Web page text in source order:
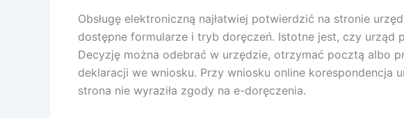
Obsługę elektroniczną najłatwiej potwierdzić na stronie
dostępne formularze i tryb doręczeń. Istotne jest, czy
Decyzję można odebrać w urzędzie, otrzymać pocztą albo
deklaracji we wniosku. Przy wniosku online
strona nie wyraziła zgody na e-doręczenia.